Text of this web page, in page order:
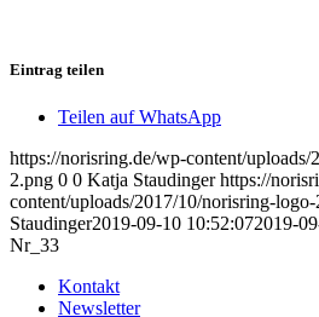
Eintrag teilen
Teilen auf WhatsApp
https://norisring.de/wp-content/
2.png 0 0 Katja Staudinger https://
content/uploads/2017/10/norisring-
Staudinger2019-09-10 10:52:072019-
Nr_33
Kontakt
Newsletter